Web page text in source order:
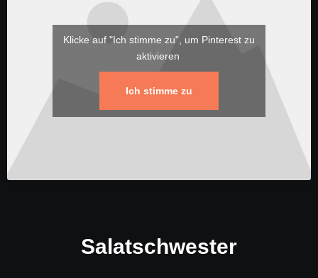
Klicke auf "Ich stimme zu", um Pinterest zu
aktivieren
Ich stimme zu
Salatschwester